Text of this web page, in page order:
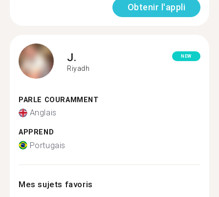
Obtenir l'appli
J.
Riyadh
NEW
PARLE COURAMMENT
Anglais
APPREND
Portugais
Mes sujets favoris